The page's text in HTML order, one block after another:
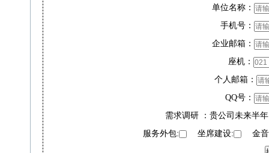
单位名称：
手机号：
企业邮箱：
座机：
个人邮箱：
QQ号：
需求调研 ：贵公司未来半
服务外包:
坐席建设: 金音